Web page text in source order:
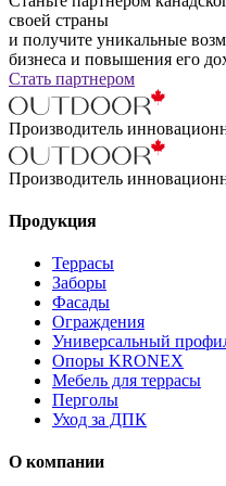
своей страны
и получите уникальные
бизнеса и повышения его
Стать партнером
Производитель
Производитель
Продукция
Террасы
Заборы
Фасады
Ограждения
Универсальный
Опоры KRONEX
Мебель для террасы
Перголы
Уход за ДПК
О компании